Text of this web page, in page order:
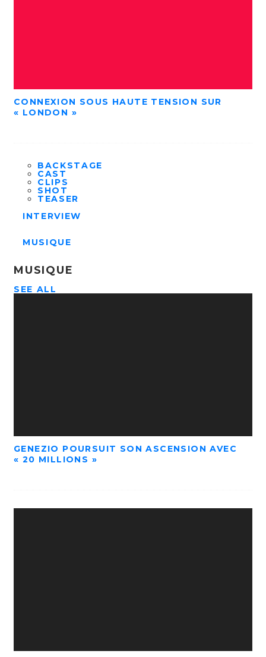
CONNEXION SOUS HAUTE TENSION SUR
« LONDON »
BACKSTAGE
CAST
CLIPS
SHOT
TEASER
INTERVIEW
MUSIQUE
MUSIQUE
SEE ALL
GENEZIO POURSUIT SON ASCENSION AVEC
« 20 MILLIONS »